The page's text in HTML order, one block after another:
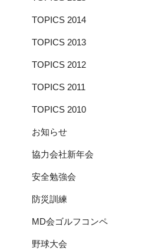
TOPICS 2014
TOPICS 2013
TOPICS 2012
TOPICS 2011
TOPICS 2010
お知らせ
協力会社新年会
安全勉強会
防災訓練
MD会ゴルフコンペ
野球大会